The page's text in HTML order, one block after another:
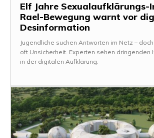
Elf Jahre Sexualaufklärungs-
Rael-Bewegung warnt vor
Desinformation
Jugendliche suchen Antworten im Netz –
oft Unsicherheit. Experten sehen dringenden
in der digitalen Aufklärung.